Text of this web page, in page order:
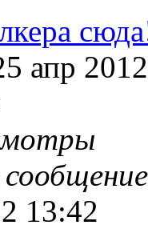
апр
13:42